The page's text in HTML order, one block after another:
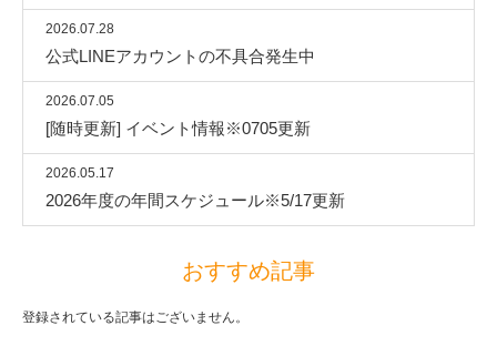
2026.07.28
公式LINEアカウントの不具合発生中
2026.07.05
[随時更新] イベント情報※0705更新
2026.05.17
2026年度の年間スケジュール※5/17更新
おすすめ記事
登録されている記事はございません。